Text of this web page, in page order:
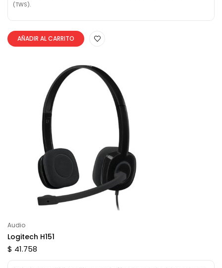
(TWS).
AÑADIR AL CARRITO
Audio
Logitech H151
$ 41.758